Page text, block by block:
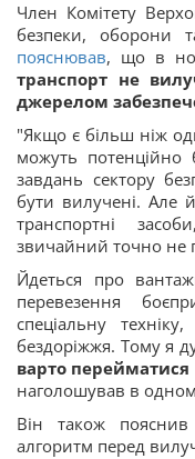
Член Комітету
безпеки, оборони
пояснював, що в
транспорт не
джерелом
"Якщо є більш ніж
можуть потенційно
завдань сектору
бути вилучені. Але
транспортні
звичайний точно не
Йдеться про
перевезення
спеціальну
бездоріжжя. Тому я
варто
наголошував в
Він також
алгоритм перед